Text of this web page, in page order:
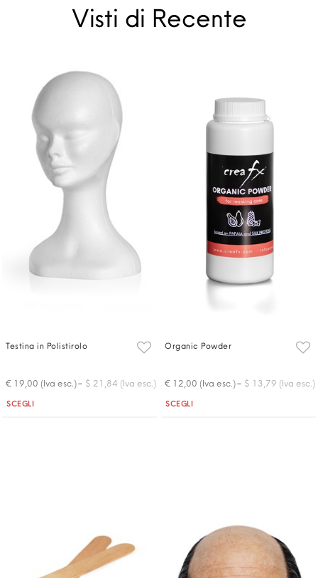
Visti di Recente
Testina in Polistirolo
€ 19,00 (Iva esc.)- $ 21,84 (Iva esc.)
Quantità
SCEGLI
Organic Powder
€ 12,00 (Iva esc.)- $ 13,79 (Iva esc.)
Quantità
SCEGLI